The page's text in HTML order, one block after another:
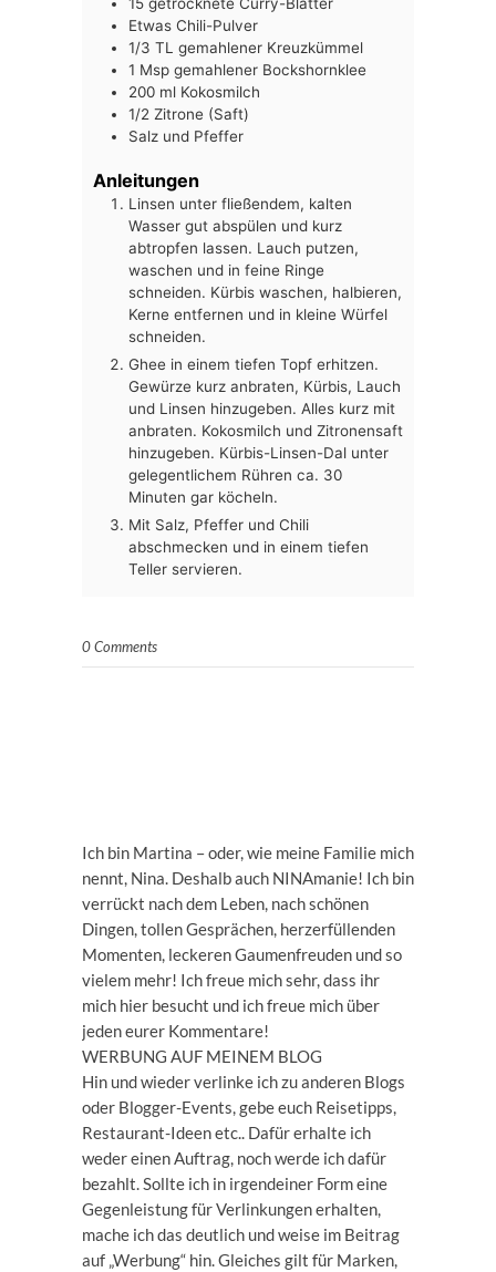
15 getrocknete Curry-Blätter
Etwas Chili-Pulver
1/3 TL gemahlener Kreuzkümmel
1 Msp gemahlener Bockshornklee
200 ml Kokosmilch
1/2 Zitrone (Saft)
Salz und Pfeffer
Anleitungen
Linsen unter fließendem, kalten
Wasser gut abspülen und kurz
abtropfen lassen. Lauch putzen,
waschen und in feine Ringe
schneiden. Kürbis waschen, halbieren,
Kerne entfernen und in kleine Würfel
schneiden.
Ghee in einem tiefen Topf erhitzen.
Gewürze kurz anbraten, Kürbis, Lauch
und Linsen hinzugeben. Alles kurz mit
anbraten. Kokosmilch und Zitronensaft
hinzugeben. Kürbis-Linsen-Dal unter
gelegentlichem Rühren ca. 30
Minuten gar köcheln.
Mit Salz, Pfeffer und Chili
abschmecken und in einem tiefen
Teller servieren.
0 Comments
Ich bin Martina – oder, wie meine Familie mich
nennt, Nina. Deshalb auch NINAmanie! Ich bin
verrückt nach dem Leben, nach schönen
Dingen, tollen Gesprächen, herzerfüllenden
Momenten, leckeren Gaumenfreuden und so
vielem mehr! Ich freue mich sehr, dass ihr
mich hier besucht und ich freue mich über
jeden eurer Kommentare!
WERBUNG AUF MEINEM BLOG
Hin und wieder verlinke ich zu anderen Blogs
oder Blogger-Events, gebe euch Reisetipps,
Restaurant-Ideen etc.. Dafür erhalte ich
weder einen Auftrag, noch werde ich dafür
bezahlt. Sollte ich in irgendeiner Form eine
Gegenleistung für Verlinkungen erhalten,
mache ich das deutlich und weise im Beitrag
auf „Werbung“ hin. Gleiches gilt für Marken,